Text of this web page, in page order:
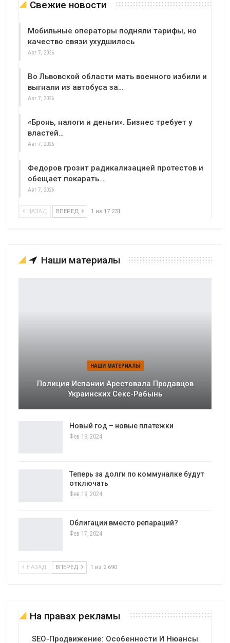
Свежие новости
Мобильные операторы подняли тарифы, но
качество связи ухудшилось
Авг 7, 2026
Во Львовской области мать военного избили и
выгнали из автобуса за…
Авг 7, 2026
«Бронь, налоги и деньги». Бизнес требует у
властей…
Авг 7, 2026
Федоров грозит радикализацией протестов и
обещает покарать…
Авг 7, 2026
НАЗАД ВПЕРЕД 1 из 17 231
Наши материалы
НАШИ МАТЕРИАЛЫ
Полиция Испании Арестовала Продавцов
Украинских Секс-Рабынь
Новый год – новые платежки
Фев 19, 2024
Теперь за долги по коммуналке будут
отключать
Фев 19, 2024
Облигации вместо репараций?
Фев 17, 2024
НАЗАД ВПЕРЕД 1 из 2 690
На правах рекламы
SEO-Продвижение: Особенности И Нюансы